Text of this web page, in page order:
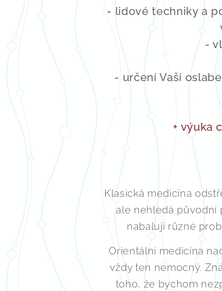
- lidové techniky a
-
- určení Vaší
+ výuka
Klasická medicína
ale nehledá původní
nabalují různé
Orientální medicína
vždy ten nemocný.
toho, že bychom